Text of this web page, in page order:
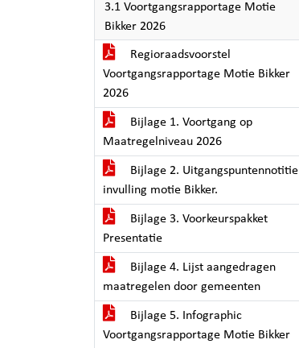
3.1 Voortgangsrapportage Motie
Bikker 2026
Regioraadsvoorstel
Voortgangsrapportage Motie Bikker
2026
Bijlage 1. Voortgang op
Maatregelniveau 2026
Bijlage 2. Uitgangspuntennotitie
invulling motie Bikker.
Bijlage 3. Voorkeurspakket
Presentatie
Bijlage 4. Lijst aangedragen
maatregelen door gemeenten
Bijlage 5. Infographic
Voortgangsrapportage Motie Bikker